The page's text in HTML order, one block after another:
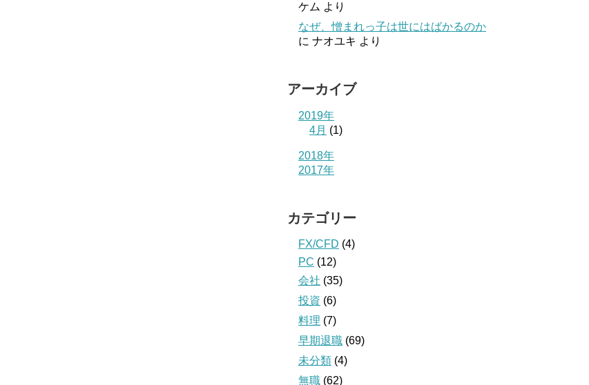
ケム より
なぜ、憎まれっ子は世にはばかるのか
に ナオユキ より
アーカイブ
2019年
4月 (1)
2018年
2017年
カテゴリー
FX/CFD (4)
PC (12)
会社 (35)
投資 (6)
料理 (7)
早期退職 (69)
未分類 (4)
無職 (62)